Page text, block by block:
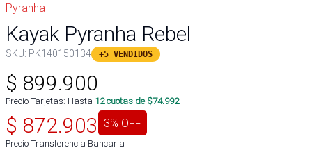
Pyranha
Kayak Pyranha Rebel
SKU: PK140150134 +5 VENDIDOS
$ 899.900
Precio Tarjetas: Hasta 12cuotas de $74.992
$ 872.903 3% OFF
Precio Transferencia Bancaria